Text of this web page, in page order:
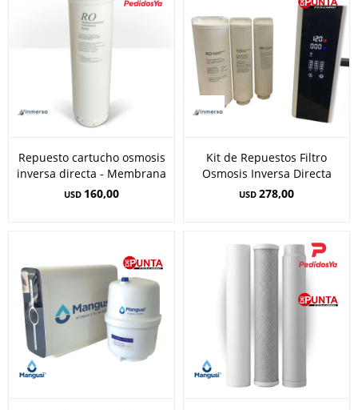
Repuesto cartucho osmosis
inversa directa - Membrana
USD 160,00
Kit de Repuestos Filtro
Osmosis Inversa Directa
USD 278,00